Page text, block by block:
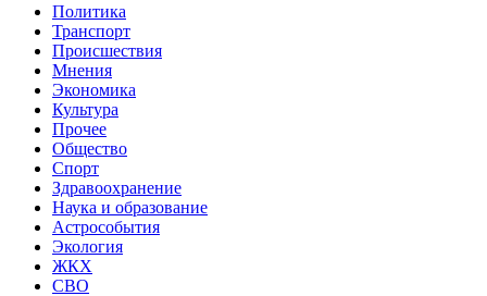
Политика
Транспорт
Происшествия
Мнения
Экономика
Культура
Прочее
Общество
Спорт
Здравоохранение
Наука и образование
Астрособытия
Экология
ЖКХ
СВО